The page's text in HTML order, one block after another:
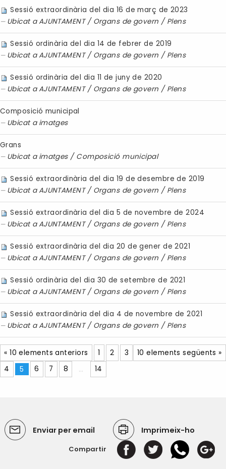
Sessió extraordinària del dia 16 de març de 2023
Ubicat aAJUNTAMENT / Organs de govern / Plens
Sessió ordinària del dia 14 de febrer de 2019
Ubicat aAJUNTAMENT / Organs de govern / Plens
Sessió ordinària del dia 11 de juny de 2020
Ubicat aAJUNTAMENT / Organs de govern / Plens
Composició municipal
Ubicat a imatges
Grans
Ubicat a imatges / Composició municipal
Sessió extraordinària del dia 19 de desembre de 2019
Ubicat aAJUNTAMENT / Organs de govern / Plens
Sessió extraordinària del dia 5 de novembre de 2024
Ubicat aAJUNTAMENT / Organs de govern / Plens
Sessió extraordinària del dia 20 de gener de 2021
Ubicat aAJUNTAMENT / Organs de govern / Plens
Sessió ordinària del dia 30 de setembre de 2021
Ubicat aAJUNTAMENT / Organs de govern / Plens
Sessió extraordinària del dia 4 de novembre de 2021
Ubicat aAJUNTAMENT / Organs de govern / Plens
« 10 elements anteriors 10 elements següents »
1 2
3
4
5 6 7 8 ... 14
Enviar per email Imprimeix-ho
Compartir